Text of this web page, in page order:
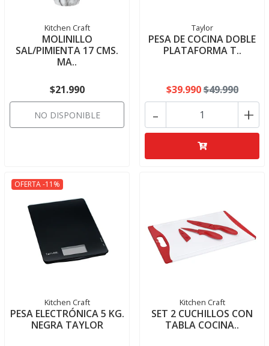
Kitchen Craft
MOLINILLO
SAL/PIMIENTA 17 CMS.
MA..
$21.990
NO DISPONIBLE
Taylor
PESA DE COCINA DOBLE
PLATAFORMA T..
$39.990$49.990
+
-
OFERTA -11%
Kitchen Craft
PESA ELECTRÓNICA 5 KG.
NEGRA TAYLOR
Kitchen Craft
SET 2 CUCHILLOS CON
TABLA COCINA..